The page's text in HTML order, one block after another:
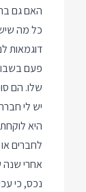
האם גם
כל מה
פעם
שלו. הם
יש לי
היא
לחברים
אחרי שנה
נכס, כי